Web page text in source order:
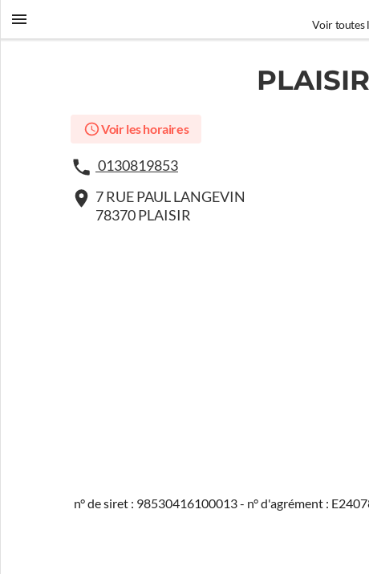
Voir toutes
Voir les horaires
0130819853
7 RUE PAUL LANGEVIN
78370 PLAISIR
n° de siret : 98530416100013 - n° d'agrément :